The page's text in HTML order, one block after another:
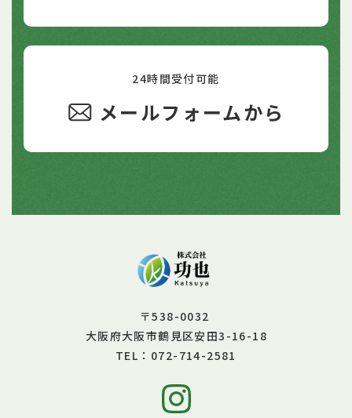
24時間受付可能
メールフォームから
〒538-0032
大阪府大阪市鶴見区安田3-16-18
TEL： 072-714-2581